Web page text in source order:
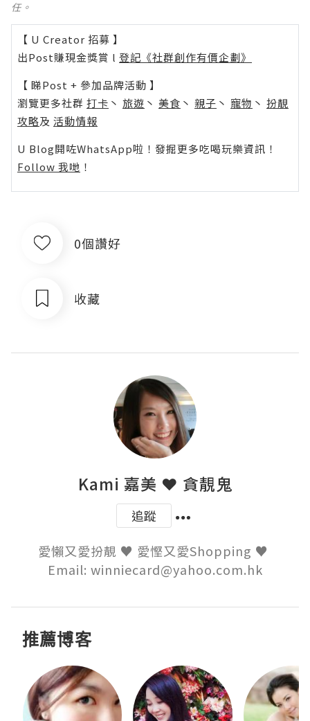
任。
【 U Creator 招募 】
出Post賺現金獎賞 l 登記《社群創作有價企劃》
【 睇Post + 參加品牌活動 】
瀏覽更多社群 打卡 丶 旅遊 丶 美食 丶 親子 丶 寵物 丶 扮靚
攻略及 活動情報
U Blog開咗WhatsApp啦！發掘更多吃喝玩樂資訊！
Follow 我哋 ！
0個讚好
收藏
Kami 嘉美 ❤ 貪靚鬼
追蹤
愛懶又愛扮靚 ♥ 愛慳又愛Shopping ♥
Email: winniecard@yahoo.com.hk
推薦博客